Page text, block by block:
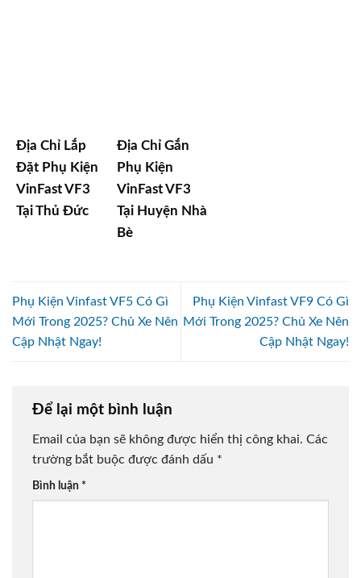
Địa Chỉ Lắp
Đặt Phụ Kiện
VinFast VF3
Tại Thủ Đức
Địa Chỉ Gắn
Phụ Kiện
VinFast VF3
Tại Huyện Nhà
Bè
Phụ Kiện Vinfast VF5 Có Gì
Mới Trong 2025? Chủ Xe Nên
Cập Nhật Ngay!
Phụ Kiện Vinfast VF9 Có Gì
Mới Trong 2025? Chủ Xe Nên
Cập Nhật Ngay!
Để lại một bình luận
Email của bạn sẽ không được hiển thị công khai. Các
trường bắt buộc được đánh dấu *
Bình luận *